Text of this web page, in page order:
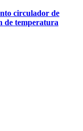
circulador de
de temperatura